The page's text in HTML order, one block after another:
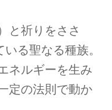
と祈りをささ
る聖なる種族。
ネルギーを生み
定の法則で動か